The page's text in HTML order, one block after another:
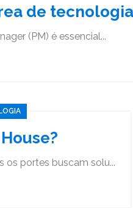
de
(PM) é essencial...
portes buscam solu...